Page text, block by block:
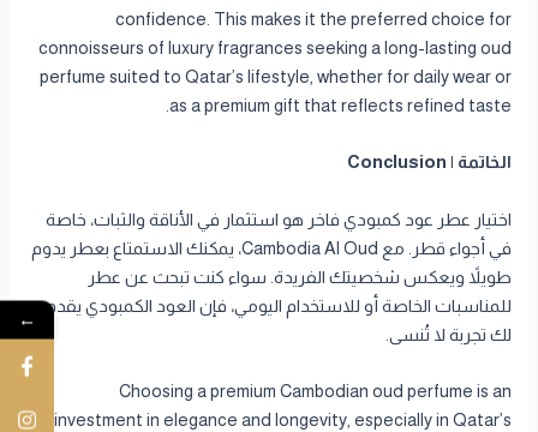
confidence. This makes it the preferred choice for
connoisseurs of luxury fragrances seeking a long-lasting oud
perfume suited to Qatar’s lifestyle, whether for daily wear or
as a premium gift that reflects refined taste.
الخاتمة | Conclusion
اختيار عطر عود كمبودي فاخر هو استثمار في الأناقة والثبات، خاصة
في أجواء قطر. مع Cambodia Al Oud، يمكنك الاستمتاع بعطر يدوم
طويلاً ويعكس شخصيتك الفريدة. سواء كنت تبحث عن عطر
للمناسبات الخاصة أو للاستخدام اليومي، فإن العود الكمبودي يقدم
لك تجربة لا تُنسى.
Choosing a premium Cambodian oud perfume is an
investment in elegance and longevity, especially in Qatar’s
←